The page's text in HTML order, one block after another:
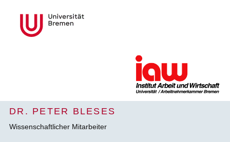
DR. PETER BLESES
Wissenschaftlicher Mitarbeiter